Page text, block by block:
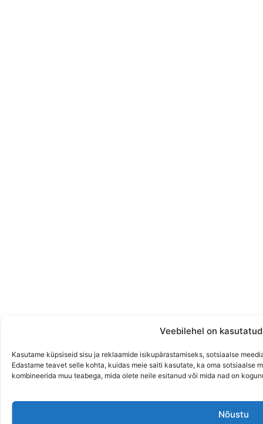
Veebilehel on
Kasutame küpsiseid sisu ja reklaamide isikupärastamiseks, sotsiaalse
Edastame teavet selle kohta, kuidas meie saiti kasutate, ka oma sotsiaalse
kombineerida muu teabega, mida olete neile esitanud või mida nad on
Nõustu